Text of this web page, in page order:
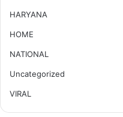
HARYANA
HOME
NATIONAL
Uncategorized
VIRAL